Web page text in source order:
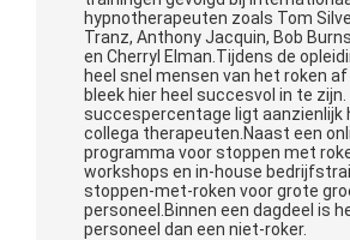
hypnotherapeuten zoals Tom
Tranz, Anthony Jacquin, Bob
en Cherryl Elman.Tijdens de
heel snel mensen van het roken
bleek hier heel succesvol in te zijn.
succespercentage ligt aanzienlijk
collega therapeuten.Naast een
programma voor stoppen met
workshops en in-house
stoppen-met-roken voor grote
personeel.Binnen een dagdeel is
personeel dan een niet-roker.